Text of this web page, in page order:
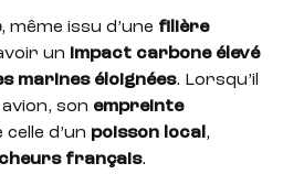
, même issu d’une filière
un impact carbone élevé
marines éloignées. Lorsqu’il
son empreinte
d’un poisson local ,
français.